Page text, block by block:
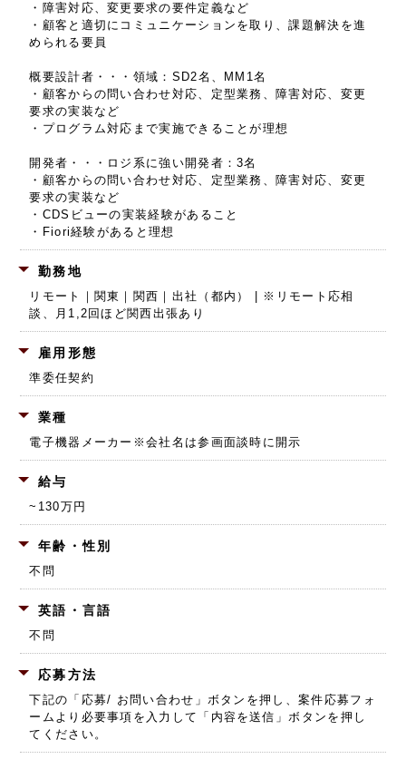
・障害対応、変更要求の要件定義など
・顧客と適切にコミュニケーションを取り、課題解決を進
められる要員
概要設計者・・・領域：SD2名、MM1名
・顧客からの問い合わせ対応、定型業務、障害対応、変更
要求の実装など
・プログラム対応まで実施できることが理想
開発者・・・ロジ系に強い開発者：3名
・顧客からの問い合わせ対応、定型業務、障害対応、変更
要求の実装など
・CDSビューの実装経験があること
・Fiori経験があると理想
勤務地
リモート｜関東｜関西｜出社（都内） | ※リモート応相
談、月1,2回ほど関西出張あり
雇用形態
準委任契約
業種
電子機器メーカー ※会社名は参画面談時に開示
給与
~130万円
年齢・性別
不問
英語・言語
不問
応募方法
下記の「応募/ お問い合わせ」ボタンを押し、 案件応募フォ
ームより必要事項を入力して「内容を送信」ボタンを押し
てください。